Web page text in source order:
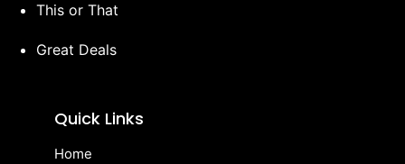
This or That
Great Deals
Quick Links
Home